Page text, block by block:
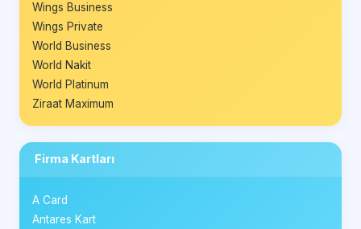
Wings Business
Wings Private
World Business
World Nakit
World Platinum
Ziraat Maximum
Firma Kartları
A Card
Antares Kart